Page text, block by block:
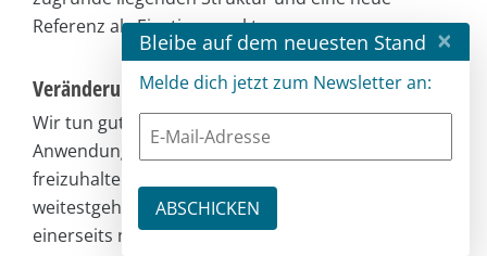
Referenz als Einstiegspunkt.
Veränderung der Daten in Clojure
Wir tun gut daran, den Großteil unserer
Anwendung von veränderlichen Daten
freizuhalten. Dadurch gewinnen wir eine
weitestgehend deterministische Codebasis, die uns
einerseits mentale Sicherheit bietet und
Bleibe auf dem neuesten Stand ×
Melde dich jetzt zum Newsletter an: